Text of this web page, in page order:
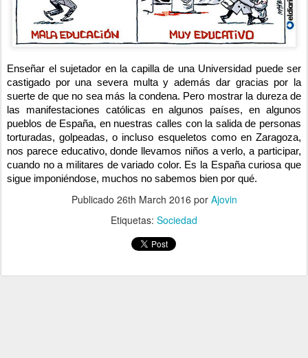
Enseñar el sujetador en la capilla de una Universidad puede ser
castigado por una severa multa y además dar gracias por la
suerte de que no sea más la condena. Pero mostrar la dureza de
las manifestaciones católicas en algunos países, en algunos
pueblos de España, en nuestras calles con la salida de personas
torturadas, golpeadas, o incluso esqueletos como en Zaragoza,
nos parece educativo, donde llevamos niños a verlo, a participar,
cuando no a militares de variado color. Es la España curiosa que
sigue imponiéndose, muchos no sabemos bien por qué.
Publicado 26th March 2016 por Ajovin
Etiquetas: Sociedad